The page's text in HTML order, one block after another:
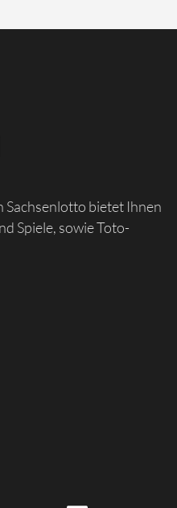
Sachsenlotto bietet Ihnen
Spiele, sowie Toto-